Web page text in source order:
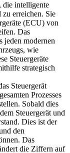
die intelligente
erreichen. Sie
(ECU) von
Das
jeden modernen
wie
Steuergeräte
strategisch
Steuergerät
Prozesses
Sobald dies
Steuergerät und
Dies ist der
den
Das
die Ziffern auf